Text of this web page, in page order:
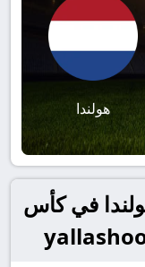
هولندا
في كأس